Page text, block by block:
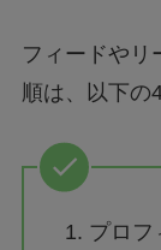
フィードやリ
順は、以下の
プロフ